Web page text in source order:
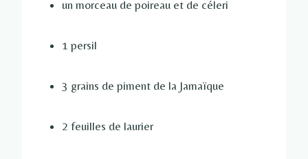
un morceau de poireau et de céleri
1 persil
3 grains de piment de la Jamaïque
2 feuilles de laurier